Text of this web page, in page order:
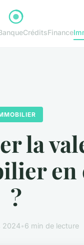
CréditsFinance
la
?
2024•6 min de lecture